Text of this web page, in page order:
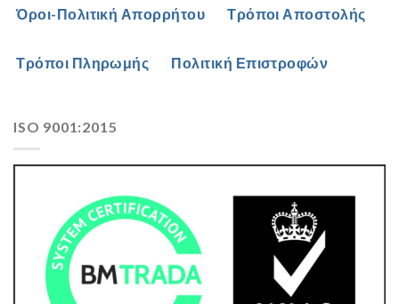
Όροι-Πολιτική Απορρήτου Τρόποι Αποστολής
Τρόποι Πληρωμής Πολιτική Επιστροφών
ISO 9001:2015